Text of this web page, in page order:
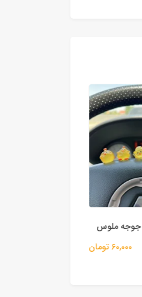
ملوس
60,000 تومان